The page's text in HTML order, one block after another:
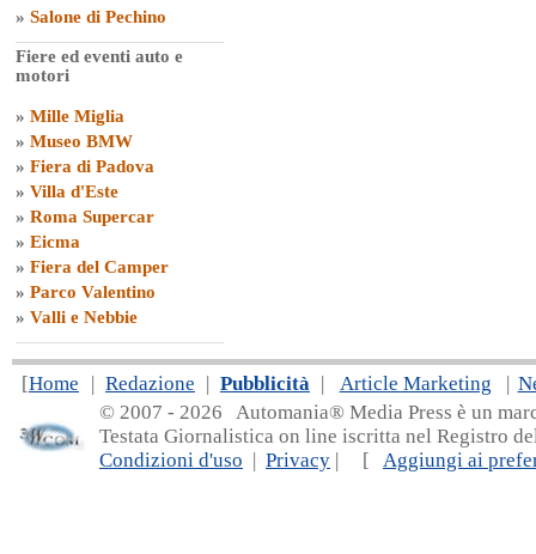
» Salone di Pechino
Fiere ed eventi auto e
motori
» Mille Miglia
» Museo BMW
» Fiera di Padova
» Villa d'Este
» Roma Supercar
» Eicma
» Fiera del Camper
» Parco Valentino
» Valli e Nebbie
[Home | Redazione | Pubblicità | Article Marketing |
© 2007 - 2026 Automania® Media Press è un
Testata Giornalistica on line iscritta nel Registro
Condizioni d'uso | Privacy | [ Aggiungi ai